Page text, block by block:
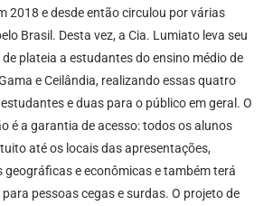
2018 e desde então circulou por várias
Brasil. Desta vez, a Cia. Lumiato leva seu
plateia a estudantes do ensino médio de
e Ceilândia, realizando essas quatro
e duas para o público em geral. O
é a garantia de acesso: todos os alunos
até os locais das apresentações,
geográficas e econômicas e também terá
pessoas cegas e surdas. O projeto de